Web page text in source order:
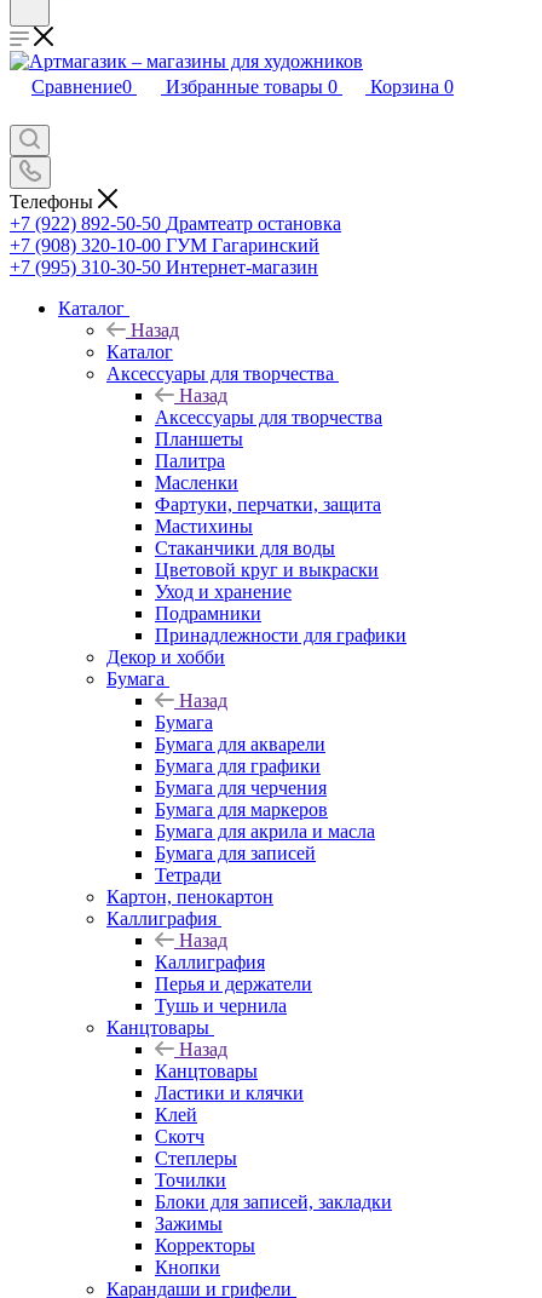
Сравнение0 Избранные товары 0 Корзина 0
Телефоны
+7 (922) 892-50-50 Драмтеатр остановка
+7 (908) 320-10-00 ГУМ Гагаринский
+7 (995) 310-30-50 Интернет-магазин
Каталог
Назад
Каталог
Аксессуары для творчества
Назад
Аксессуары для творчества
Планшеты
Палитра
Масленки
Фартуки, перчатки, защита
Мастихины
Стаканчики для воды
Цветовой круг и выкраски
Уход и хранение
Подрамники
Принадлежности для графики
Декор и хобби
Бумага
Назад
Бумага
Бумага для акварели
Бумага для графики
Бумага для черчения
Бумага для маркеров
Бумага для акрила и масла
Бумага для записей
Тетради
Картон, пенокартон
Каллиграфия
Назад
Каллиграфия
Перья и держатели
Тушь и чернила
Канцтовары
Назад
Канцтовары
Ластики и клячки
Клей
Скотч
Степлеры
Точилки
Блоки для записей, закладки
Зажимы
Корректоры
Кнопки
Карандаши и грифели